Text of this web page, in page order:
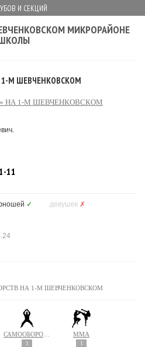
И СЕКЦИЙ
МИКРОРАЙОНЕ
1-М ШЕВЧЕНКОВСКОМ
НА 1-М ШЕВЧЕНКОВСКОМ
11
✓ девушек ✗
НА 1-М ШЕВЧЕНКОВСКОМ
1
MMA
1